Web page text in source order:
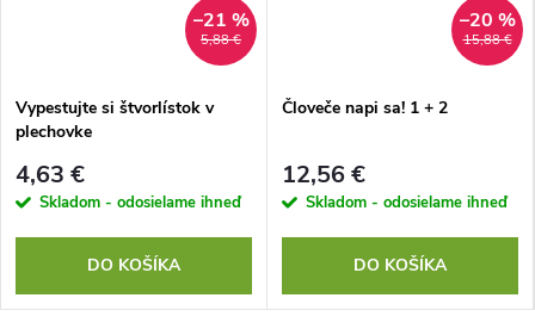
5,88 €
–21 %
Vypestujte si štvorlístok v
plechovke
4,63 €
Skladom - odosielame ihneď
DO KOŠÍKA
15,88 €
–20 %
Človeče napi sa! 1 + 2
12,56 €
Skladom - odosielame ihneď
DO KOŠÍKA